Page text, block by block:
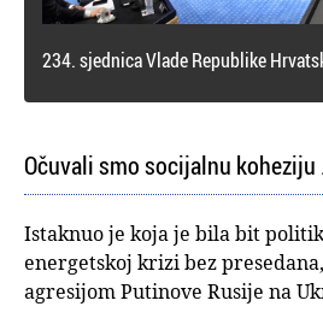
234. sjednica Vlade Republike
Očuvali smo socijalnu koheziju
Istaknuo je koja je bila bit
energetskoj krizi bez
agresijom Putinove Rusije na